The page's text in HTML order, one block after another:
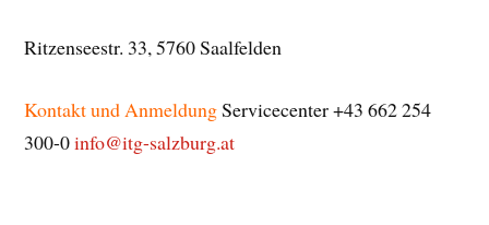
Ritzenseestr. 33, 5760 Saalfelden
Kontakt und AnmeldungServicecenter +43 662 254
300-0info@itg-salzburg.at